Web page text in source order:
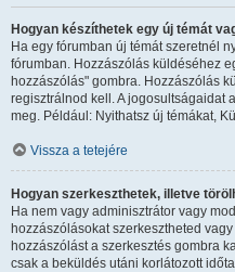
Hogyan készíthetek egy új témát
Ha egy fórumban új témát szeretnél
fórumban. Hozzászólás küldéséhez
hozzászólás" gombra. Hozzászólás
regisztrálnod kell. A jogosultságaidat
meg. Például: Nyithatsz új témákat,
Vissza a tetejére
Hogyan szerkeszthetek, illetve
Ha nem vagy adminisztrátor vagy
hozzászólásokat szerkesztheted
hozzászólást a szerkesztés gombra
csak a beküldés utáni korlátozott